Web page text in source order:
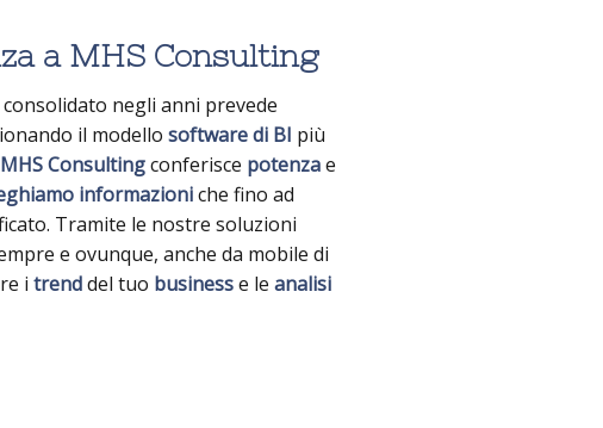
a MHS Consulting
negli anni prevede
il modello software di BI più
MHS Consultingconferisce potenzae
informazioniche fino ad
Tramite le nostre soluzioni
e ovunque, anche da mobile di
i trenddel tuo businesse le analisi